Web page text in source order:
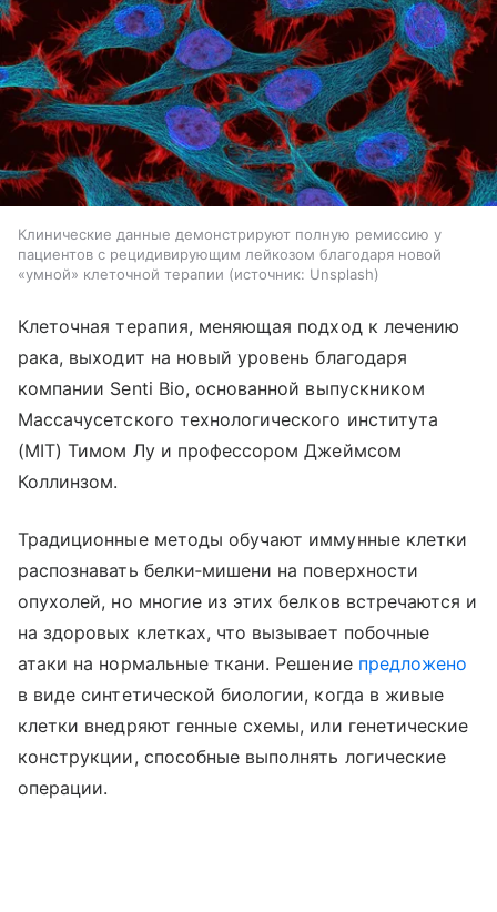
Клинические данные демонстрируют полную ремиссию у
пациентов с рецидивирующим лейкозом благодаря новой
«умной» клеточной терапии
источник: Unsplash
Клеточная терапия, меняющая подход к лечению
рака, выходит на новый уровень благодаря
компании Senti Bio, основанной выпускником
Массачусетского технологического института
(MIT) Тимом Лу и профессором Джеймсом
Коллинзом.
Традиционные методы обучают иммунные клетки
распознавать белки‑мишени на поверхности
опухолей, но многие из этих белков встречаются и
на здоровых клетках, что вызывает побочные
атаки на нормальные ткани. Решение предложено
в виде синтетической биологии, когда в живые
клетки внедряют генные схемы, или генетические
конструкции, способные выполнять логические
операции.